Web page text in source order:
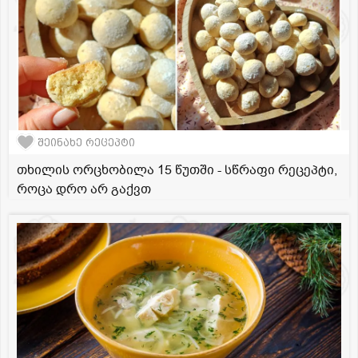
შეინახე რეცეპტი
თხილის ორცხობილა 15 წუთში - სწრაფი რეცეპტი,
როცა დრო არ გაქვთ